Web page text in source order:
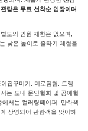
람은 무료 선착순 입장이며
도의 인원 제한은 없으며,
낮은 높이로 줄타기 체험을
집꾸미기, 미로탐험, 트램
는 도내 문인협회 및 공예협
서는 컬러링페이퍼, 만화책
상영되어 관람객을 맞이하